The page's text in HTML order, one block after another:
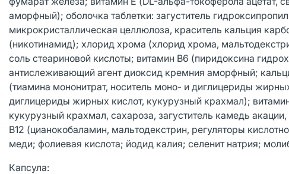
аморфный); оболочка таблетки: загуститель
микрокристаллическая целлюлоза, краситель кальция
(никотинамид); хлорид хрома (хлорид хрома,
соль стеариновой кислоты; витамин В6 (пиридоксина
антислеживающий агент диоксид кремния аморфный;
(тиамина мононитрат, носитель моно- и диглицериды
диглицериды жирных кислот, кукурузный крахмал);
кукурузный крахмал, сахароза, загуститель камедь
B12 (цианокобаламин, мальтодекстрин, регуляторы
меди; фолиевая кислота; йодид калия; селенит натрия;
Капсула: